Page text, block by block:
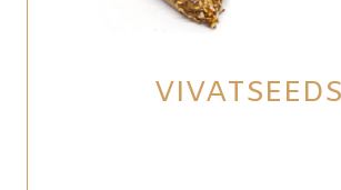
VIVATSEEDS